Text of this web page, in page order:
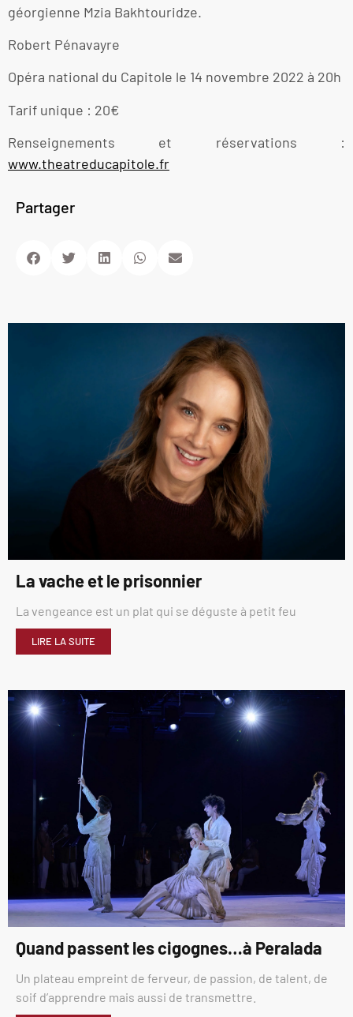
géorgienne Mzia Bakhtouridze.
Robert Pénavayre
Opéra national du Capitole le 14 novembre 2022 à 20h
Tarif unique : 20€
Renseignements et réservations :
www.theatreducapitole.fr
Partager
La vache et le prisonnier
La vengeance est un plat qui se déguste à petit feu
LIRE LA SUITE
Quand passent les cigognes…à Peralada
Un plateau empreint de ferveur, de passion, de talent, de
soif d’apprendre mais aussi de transmettre.